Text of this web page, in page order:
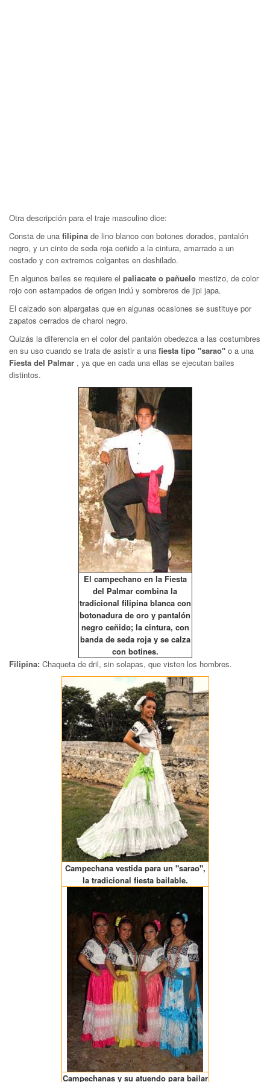
Otra descripción para el traje masculino dice:
Consta de una filipina de lino blanco con botones dorados, pantalón
negro, y un cinto de seda roja ceñido a la cintura, amarrado a un
costado y con extremos colgantes en deshilado.
En algunos bailes se requiere el paliacate o pañuelo mestizo, de color
rojo con estampados de origen indú y sombreros de jipi japa.
El calzado son alpargatas que en algunas ocasiones se sustituye por
zapatos cerrados de charol negro.
Quizás la diferencia en el color del pantalón obedezca a las costumbres
en su uso cuando se trata de asistir a una fiesta tipo "sarao" o a una
Fiesta del Palmar , ya que en cada una ellas se ejecutan bailes
distintos.
El campechano en la Fiesta
del Palmar combina la
tradicional filipina blanca con
botonadura de oro y pantalón
negro ceñido; la cintura, con
banda de seda roja y se calza
con botines.
Filipina: Chaqueta de dril, sin solapas, que visten los hombres.
Campechana vestida para un "sarao",
la tradicional fiesta bailable.
Campechanas y su atuendo para bailar